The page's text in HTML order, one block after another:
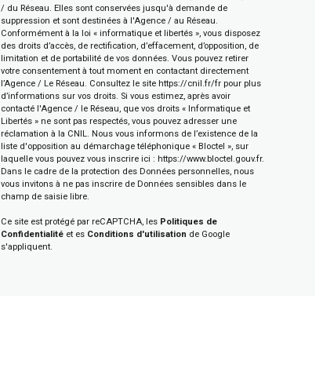
/ du Réseau. Elles sont conservées jusqu'à demande de
suppression et sont destinées à l'Agence / au Réseau.
Conformément à la loi « informatique et libertés », vous disposez
des droits d’accès, de rectification, d’effacement, d’opposition, de
limitation et de portabilité de vos données. Vous pouvez retirer
votre consentement à tout moment en contactant directement
l’Agence / Le Réseau. Consultez le site https://cnil.fr/frpour plus
d’informations sur vos droits. Si vous estimez, après avoir
contacté l'Agence / le Réseau, que vos droits « Informatique et
Libertés » ne sont pas respectés, vous pouvez adresser une
réclamation à la CNIL. Nous vous informons de l’existence de la
liste d'opposition au démarchage téléphonique « Bloctel », sur
laquelle vous pouvez vous inscrire ici : https://www.bloctel.gouv.fr.
Dans le cadre de la protection des Données personnelles, nous
vous invitons à ne pas inscrire de Données sensibles dans le
champ de saisie libre.
Ce site est protégé par reCAPTCHA, les Politiques de
Confidentialitéet es Conditions d'utilisation de Google
s'appliquent.